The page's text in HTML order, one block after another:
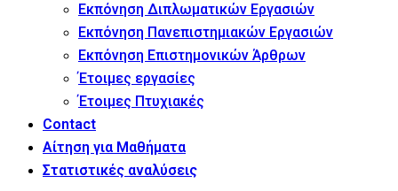
Εκπόνηση Διπλωματικών Εργασιών
Εκπόνηση Πανεπιστημιακών Εργασιών
Εκπόνηση Επιστημονικών Άρθρων
Έτοιμες εργασίες
Έτοιμες Πτυχιακές
Contact
Αίτηση για Μαθήματα
Στατιστικές αναλύσεις